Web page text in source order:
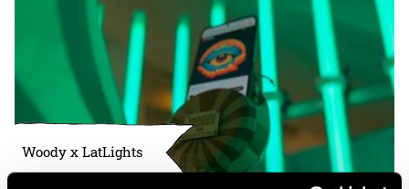
Woody x LatLights